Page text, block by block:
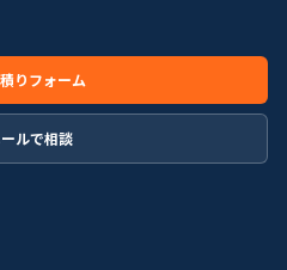
りフォーム
ルで相談